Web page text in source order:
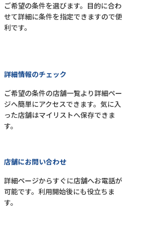
ご希望の条件を選びます。目的に合わ
せて詳細に条件を指定できますので便
利です。
詳細情報のチェック
ご希望の条件の店舗一覧より詳細ペー
ジへ簡単にアクセスできます。気に入
った店舗はマイリストへ保存できま
す。
店舗にお問い合わせ
詳細ページからすぐに店舗へお電話が
可能です。利用開始後にも役立ちま
す。